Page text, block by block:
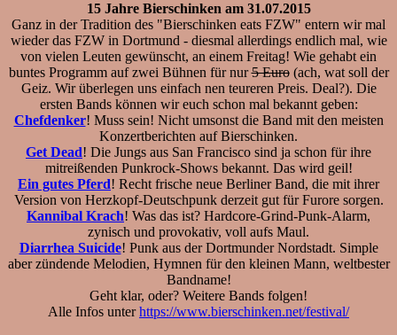
15 Jahre Bierschinken am 31.07.2015
Ganz in der Tradition des "Bierschinken eats FZW" entern wir mal
wieder das FZW in Dortmund - diesmal allerdings endlich mal, wie
von vielen Leuten gewünscht, an einem Freitag! Wie gehabt ein
buntes Programm auf zwei Bühnen für nur5 Euro(ach, wat soll der
Geiz. Wir überlegen uns einfach nen teureren Preis. Deal?). Die
ersten Bands können wir euch schon mal bekannt geben:
Chefdenker! Muss sein! Nicht umsonst die Band mit den meisten
Konzertberichten auf Bierschinken.
Get Dead! Die Jungs aus San Francisco sind ja schon für ihre
mitreißenden Punkrock-Shows bekannt. Das wird geil!
Ein gutes Pferd! Recht frische neue Berliner Band, die mit ihrer
Version von Herzkopf-Deutschpunk derzeit gut für Furore sorgen.
Kannibal Krach! Was das ist? Hardcore-Grind-Punk-Alarm,
zynisch und provokativ, voll aufs Maul.
Diarrhea Suicide! Punk aus der Dortmunder Nordstadt. Simple
aber zündende Melodien, Hymnen für den kleinen Mann, weltbester
Bandname!
Geht klar, oder? Weitere Bands folgen!
Alle Infos unterhttps://www.bierschinken.net/festival/